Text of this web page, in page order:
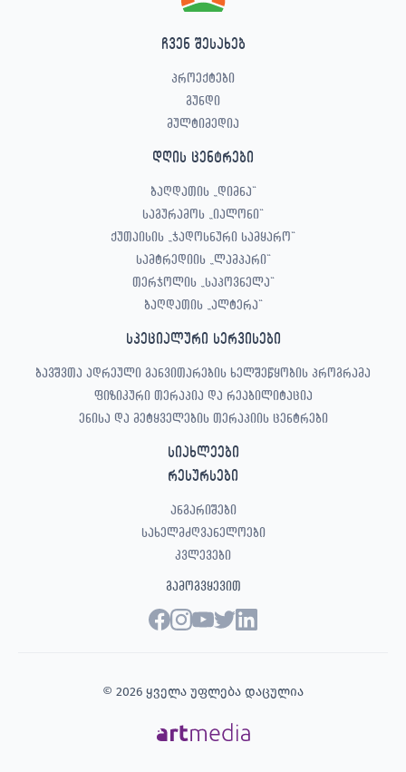
ჩვენ შესახებ
პროექტები
გუნდი
მულტიმედია
დღის ცენტრები
ბაღდათის „დიმნა“
საგურამოს „იალონი“
ქუთაისის „ჯადოსნური სამყარო“
სამტრედიის „ლამპარი“
თერჯოლის „საპოვნელა“
ბაღდათის „ალტერა“
სპეციალური სერვისები
ბავშვთა ადრეული განვითარების ხელშეწყობის პროგრამა
ფიზიკური თერაპია და რეაბილიტაცია
ენისა და მეტყველების თერაპიის ცენტრები
სიახლეები
რესურსები
ანგარიშები
სახელმძღვანელოები
კვლევები
გამოგვყევით
© 2026 ყველა უფლება დაცულია